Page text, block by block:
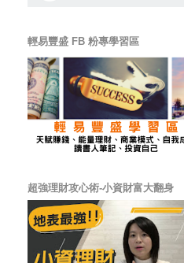
輕易豐盛 FB 粉專學習區
超強理財攻心術-小資財富大翻身